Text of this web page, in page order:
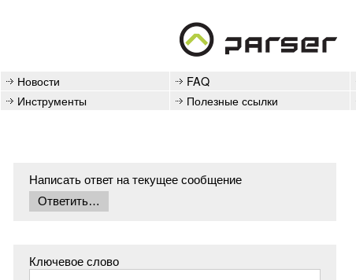
Новости FAQ
Инструменты
Полезные ссылки
Написать ответ на текущее сообщение
Ключевое слово